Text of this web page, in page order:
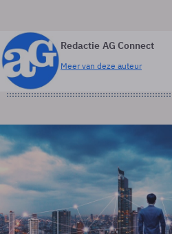
Redactie AG Connect
Meer van deze auteur